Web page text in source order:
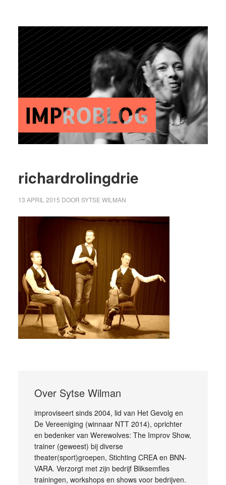
richardrolingdrie
13 APRIL 2015 DOOR SYTSE WILMAN
Over Sytse Wilman
improviseert sinds 2004, lid van Het Gevolg en
De Vereeniging (winnaar NTT 2014), oprichter
en bedenker van Werewolves: The Improv Show,
trainer (geweest) bij diverse
theater(sport)groepen, Stichting CREA en BNN-
VARA. Verzorgt met zijn bedrijf Bliksemfles
trainingen, workshops en shows voor bedrijven.